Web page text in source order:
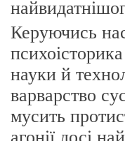
Керуючись
науки й
варварство
мусить